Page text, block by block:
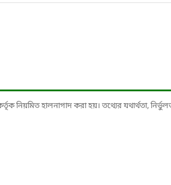
নিয়মিত হালনাগাদ করা হয়। তথ্যের যথার্থতা,